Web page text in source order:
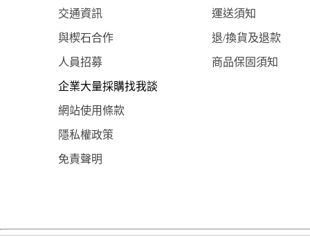
交通資訊 運送須知
與楔石合作 退/換貨及退款
人員招募 商品保固須知
企業大量採購找我談
網站使用條款
隱私權政策
免責聲明